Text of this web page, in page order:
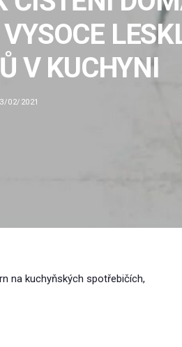
V KUCHYNI
02/2021
na kuchyňských spotřebičích,